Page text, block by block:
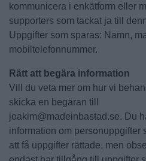
kommunicera i enkätform eller
supporters som tackat ja till
Uppgifter som sparas: Namn,
mobiltelefonnummer.
Rätt att begära information
Vill du veta mer om hur vi
skicka en begäran till
joakim@madeinbastad.se. Du
information om personuppgifter
att få uppgifter rättade, men